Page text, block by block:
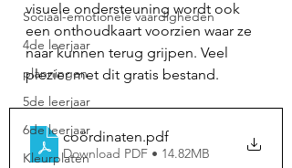
Sociaal-emotionele vaardigheden
4de leerjaar
planningen
5de leerjaar
6de leerjaar
Kleurplaten
visuele ondersteuning wordt ook
een onthoudkaart voorzien waar ze
naar kunnen terug grijpen. Veel
plezier met dit gratis bestand.
coördinaten.pdf
Download PDF • 14.82MB